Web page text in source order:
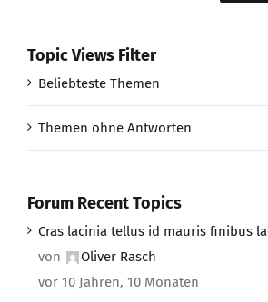
Topic Views Filter
Beliebteste Themen
Themen ohne Antworten
Forum Recent Topics
Cras lacinia tellus id mauris finibus
von
Oliver Rasch
vor 10 Jahren, 10 Monaten